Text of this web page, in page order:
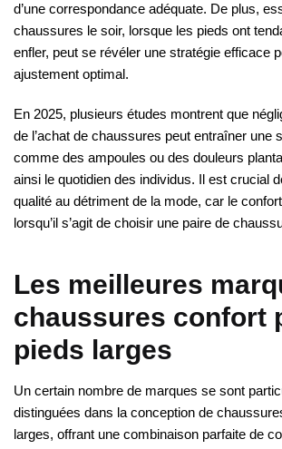
d’une correspondance adéquate. De plus,
chaussures le soir, lorsque les pieds ont
enfler, peut se révéler une stratégie efficace
ajustement optimal.
En 2025, plusieurs études montrent que
de l’achat de chaussures peut entraîner une
comme des ampoules ou des douleurs
ainsi le quotidien des individus. Il est crucial
qualité au détriment de la mode, car le
lorsqu’il s’agit de choisir une paire de
Les meilleures
chaussures confort
pieds larges
Un certain nombre de marques se sont
distinguées dans la conception de
larges, offrant une combinaison parfaite de